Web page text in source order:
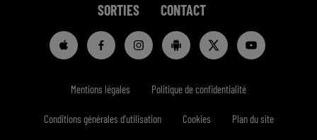
SORTIES CONTACT
Mentions légales Politique de confidentialité
Conditions générales d'utilisation Cookies Plan du site